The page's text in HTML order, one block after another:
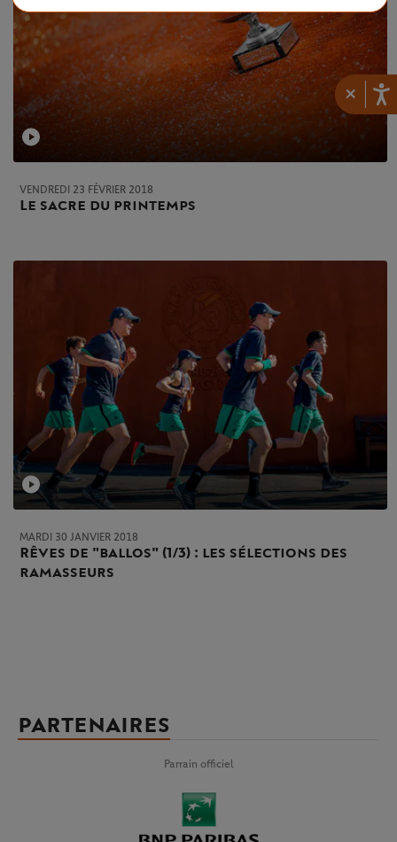
×
VENDREDI 23 FÉVRIER 2018
Le sacre du printemps
MARDI 30 JANVIER 2018
Rêves de "ballos" (1/3) : les sélections des
ramasseurs
PARTENAIRES
Parrain officiel